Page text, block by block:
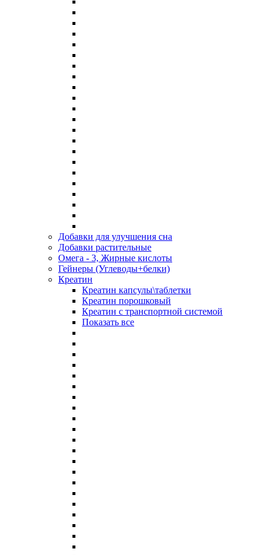
Добавки для улучшения сна
Добавки растительные
Омега - 3, Жирные кислоты
Гейнеры (Углеводы+белки)
Креатин
Креатин капсулы\таблетки
Креатин порошковый
Креатин с транспортной системой
Показать все